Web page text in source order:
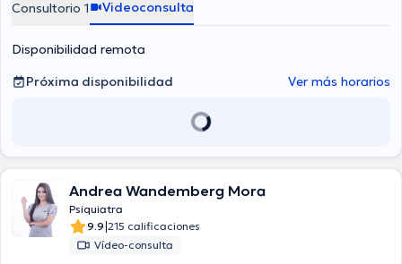
Consultorio 1 Videoconsulta
Disponibilidad remota
Próxima disponibilidad
Ver más horarios
Andrea Wandemberg Mora
Psiquiatra
9.9|215 calificaciones
Vídeo-consulta